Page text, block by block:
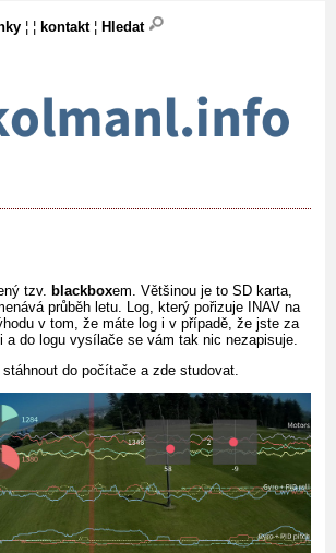
¦ ¦ kontakt¦ Hledat
tzv. blackboxem. Většinou je to SD karta,
průběh letu. Log, který pořizuje INAV na
v tom, že máte log i v případě, že jste za
a do logu vysílače se vám tak nic nezapisuje.
stáhnout do počítače a zde studovat.